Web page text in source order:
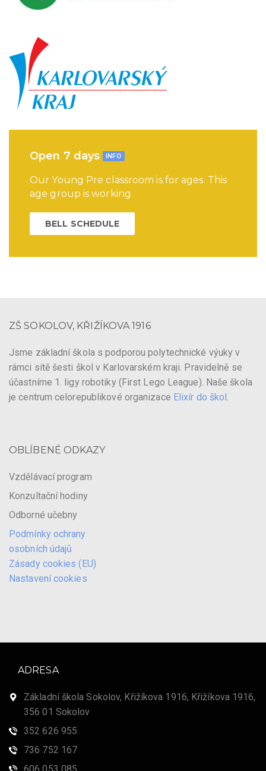
Open 7 days INFO
Our Young Pre classroom is for ages. This
age group is working
BELL SCHEDULE
ZŠ SOKOLOV, KŘIŽÍKOVA 1916
Jsme základní škola s podporou polytechnické výuky v
rámci sítě šesti škol v Karlovarském kraji. Pravidelně se
účastníme 1. ligy robotiky (First Lego League). Naše škola
je centrum celorepublikové organizace Elixír do škol.
OBLÍBENÉ ODKAZY
Vzdělávací program
Konzultační hodiny
Odborné učebny
Podmínky ochrany
osobních údajů
Zásady cookies (EU)
Nastavení cookies
ADRESA
Základní škola Sokolov, Křižíkova 1916, Křižíkova 1916,
356 01 Sokolov
352 626 955
736 752 167